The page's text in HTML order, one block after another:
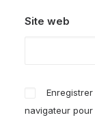
Site web
navigateur